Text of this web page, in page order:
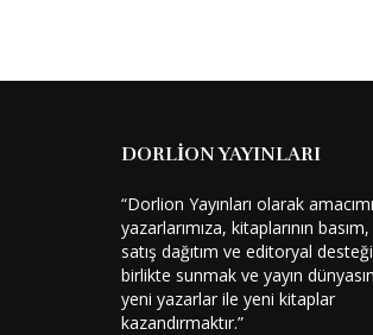
DORLİON YAYINLARI
“Dorlion Yayınları olarak
yazarlarımıza, kitaplarının basım,
satış dağıtım ve editoryal
birlikte sunmak ve yayın
yeni yazarlar ile yeni kitaplar
kazandırmaktır.”